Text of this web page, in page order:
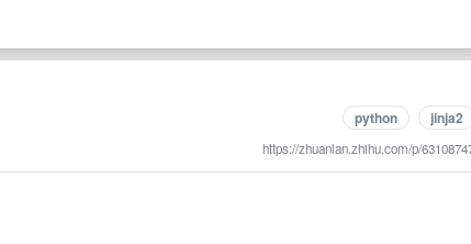
python jinja2
https://zhuanlan.zhihu.com/p/